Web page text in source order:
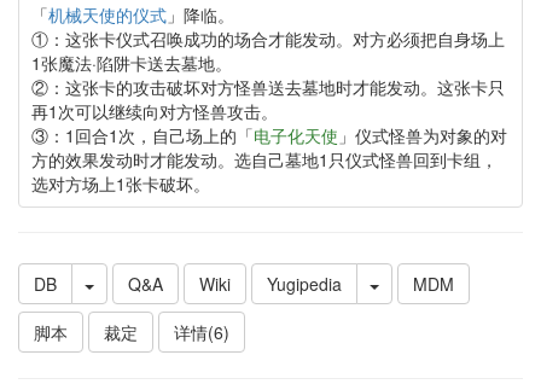
「机械天使的仪式」降临。
①：这张卡仪式召唤成功的场合才能发动。对方必须把自身场上
1张魔法·陷阱卡送去墓地。
②：这张卡的攻击破坏对方怪兽送去墓地时才能发动。这张卡只
再1次可以继续向对方怪兽攻击。
③：1回合1次，自己场上的「电子化天使 」仪式怪兽为对象的对
方的效果发动时才能发动。选自己墓地1只仪式怪兽回到卡组，
选对方场上1张卡破坏。
DB Q&A Wiki Yugipedia
MDM
脚本
裁定 详情(6)